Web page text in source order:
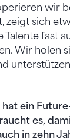
wir
zeigt sich
Talente fast
Wir holen
hat ein
es,
in zehn